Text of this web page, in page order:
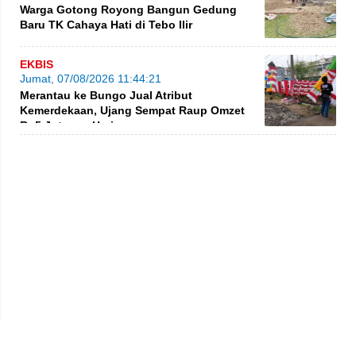
Warga Gotong Royong Bangun Gedung
Baru TK Cahaya Hati di Tebo Ilir
EKBIS
Jumat, 07/08/2026 11:44:21
Merantau ke Bungo Jual Atribut
Kemerdekaan, Ujang Sempat Raup Omzet
Rp5 Juta per Hari